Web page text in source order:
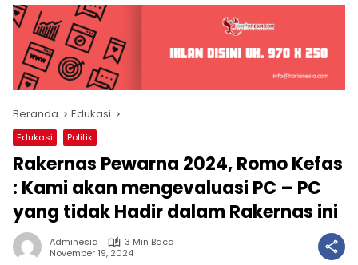
Beranda Edukasi
Edukasi Politik
Rakernas Pewarna 2024, Romo Kefas
: Kami akan mengevaluasi PC – PC
yang tidak Hadir dalam Rakernas ini
Adminesia
3 Min Baca
November 19, 2024